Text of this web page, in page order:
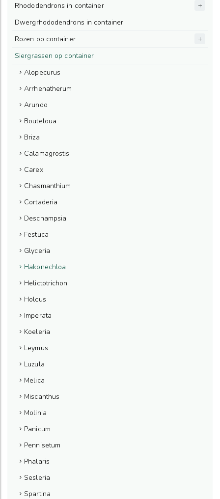
Rhododendrons in container
Dwergrhododendrons in container
Rozen op container
Siergrassen op container
Alopecurus
Arrhenatherum
Arundo
Bouteloua
Briza
Calamagrostis
Carex
Chasmanthium
Cortaderia
Deschampsia
Festuca
Glyceria
Hakonechloa
Helictotrichon
Holcus
Imperata
Koeleria
Leymus
Luzula
Melica
Miscanthus
Molinia
Panicum
Pennisetum
Phalaris
Sesleria
Spartina